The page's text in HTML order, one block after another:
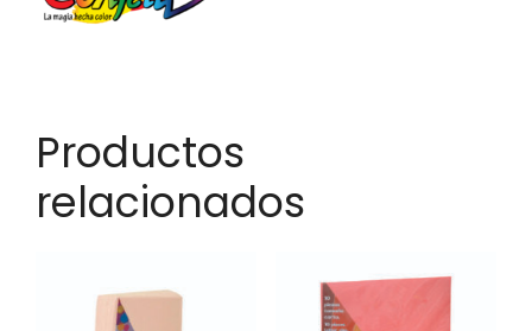
Productos
relacionados